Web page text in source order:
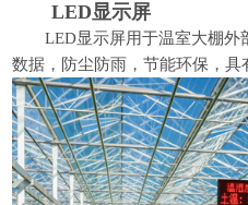
LED显示屏
LED显示屏用于温室大棚外
数据，防尘防雨，节能环保，